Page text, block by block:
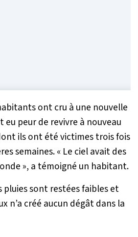
ont cru à une nouvelle
peur de revivre à nouveau
ils ont été victimes trois fois
semaines.« Le ciel avait des
», a témoigné un habitant.
pluies sont restées faibles et
n’a créé aucun dégât dans la